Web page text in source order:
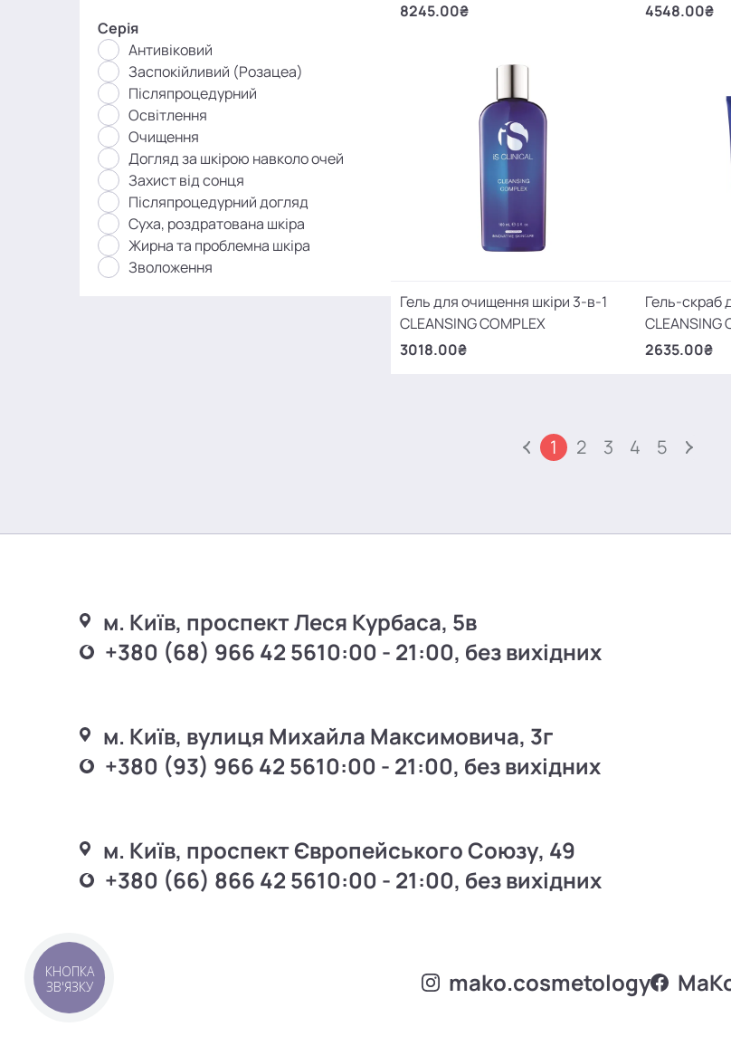
Серія
Антивіковий
Заспокійливий (Розацеа)
Післяпроцедурний
Освітлення
Очищення
Догляд за шкірою навколо очей
Захист від сонця
Післяпроцедурний догляд
Суха, роздратована шкіра
Жирна та проблемна шкіра
Зволоження
8245.00₴ 4548.00₴
Гель для очищення шкіри 3-в-1
CLEANSING COMPLEX
3018.00₴
Гель-скраб
CLEANSING
2635.00₴
1 2 3 4 5
м. Київ, проспект Леся Курбаса, 5в
+380 (68) 966 42 5610:00 - 21:00, без вихідних
м. Київ, вулиця Михайла Максимовича, 3г
+380 (93) 966 42 5610:00 - 21:00, без вихідних
м. Київ, проспект Європейського Союзу, 49
+380 (66) 866 42 5610:00 - 21:00, без вихідних
mako.cosmetology
КНОПКА
ЗВ'ЯЗКУ